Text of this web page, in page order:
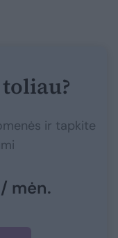
ir tapkite
mėn.